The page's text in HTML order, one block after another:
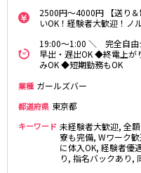
2500円～4000円 【送り
いOK！経験者大歓迎！ノ
19:00～1:00 ＼ 完全自
早出・遅出OK ◆終電上
みOK ◆短期勤務もOK
業種 ガールズバー
都道府県 東京都
キーワード 未経験者大歓迎, 全
寮も完備, Wワーク
に体入OK, 経験者優
り, 指名バックあり,
茨城県
つくば
茨城県南
神栖・鹿嶋
北茨城
群馬県
新高円寺駅
四谷三丁目駅
JR京浜東北線
新橋駅
上野駅
川崎駅
横浜駅